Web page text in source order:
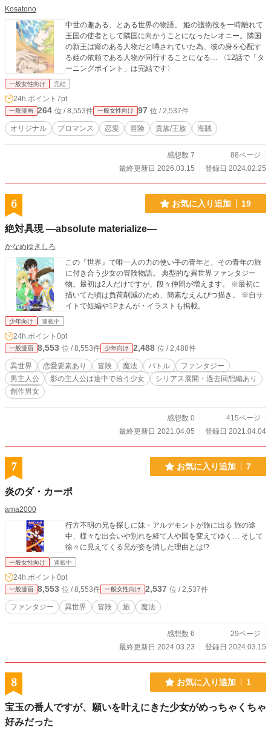
Kosatono
中世の趣ある、とある世界の物語。 姫の護衛役を一時離れて
王国の使者として隣国に向かうことになったレオニー。隣国
の新王は癖のある人物だと噂されていた為、彼の身を心配す
る姫の依頼である人物が同行することになる… 〈12話で「タ
ーニングポイント」は完結です〉
一般女性向け 完結
24h.ポイント 7pt
一般漫画 264 位 / 8,553件 一般女性向け 97 位 / 2,537件
オリジナル ブロマンス 恋愛 冒険 貴族/王族 海賊
感想数 7
88ページ
最終更新日 2026.03.15
登録日 2024.02.25
6 お気に入り追加 19
絶対具現 ―absolute materialize―
かなめゆきしろ
この『世界』で唯一人の力の使い手の青年と、その青年の旅
に付き合う少女の冒険物語。 典型的な異世界ファンタジー
物。最初は2人だけですが、段々仲間が増えます。 ※最初に
描いてた頃は負荷削減のため、簡素なえんぴつ描き。 ※自サ
イトで短編や1Pまんが・イラストも掲載。
少年向け 連載中
24h.ポイント 0pt
一般漫画 8,553 位 / 8,553件 少年向け 2,488 位 / 2,488件
異世界 恋愛要素あり 冒険 魔法 バトル
ファンタジー
男主人公
影の主人公は途中で拾う少女
シリアス展開・過去回想編あり
創作男女
感想数 0
415ページ
最終更新日 2021.04.05
登録日 2021.04.04
7 お気に入り追加 7
炎のダ・カーポ
ama2000
行方不明の兄を探しに妹・アルデモントが旅に出る 旅の途
中、様々な出会いや別れを経て人や国を変えてゆく… そして
徐々に見えてくる兄が姿を消した理由とは!?
一般女性向け 連載中
24h.ポイント 0pt
一般漫画 8,553 位 / 8,553件 一般女性向け 2,537 位 / 2,537件
ファンタジー 異世界 冒険 旅 魔法
感想数 6
29ページ
最終更新日 2024.03.23
登録日 2024.03.15
8 お気に入り追加 1
宝玉の番人ですが、願いを叶えにきた少女がめっちゃくちゃ
好みだった